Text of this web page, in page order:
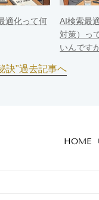
適化って何
AI検索最
対策）っ
いんです
訣"過去記事へ
HOME